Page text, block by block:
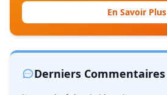
En Savoir Plus
Derniers Commentaires